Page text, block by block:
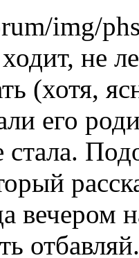
не
(хотя,
его
стала.
вечером